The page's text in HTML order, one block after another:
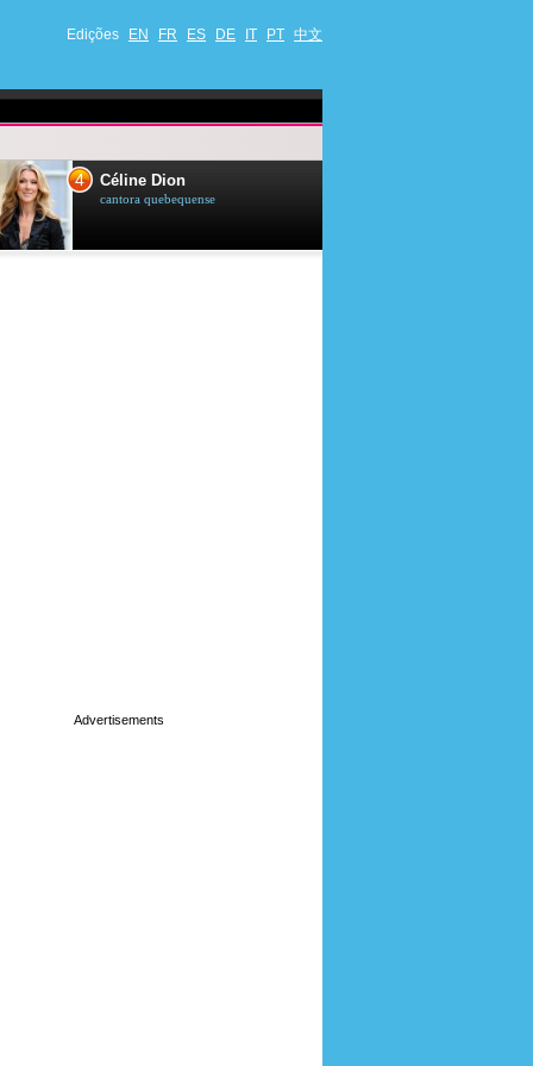
Edições EN FR ES DE IT PT 中文
4 Céline Dion
cantora quebequense